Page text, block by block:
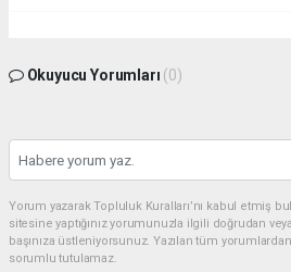
Okuyucu Yorumları (0)
Yorum yazarak Topluluk Kuralları’nı kabul etmiş
sitesine yaptığınız yorumunuzla ilgili doğrudan
başınıza üstleniyorsunuz. Yazılan tüm
sorumlu tutulamaz.